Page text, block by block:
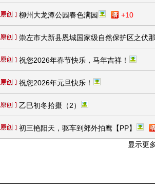
柳州大龙潭公园春色满园 +10
崇左市大新县恩城国家级自然保护区之伏
祝您2026年春节快乐，马年吉祥！
祝您2026年元旦快乐！
乙巳初冬拾掇（2）
初三艳阳天，驱车到郊外拍鹰【PP】
显示更